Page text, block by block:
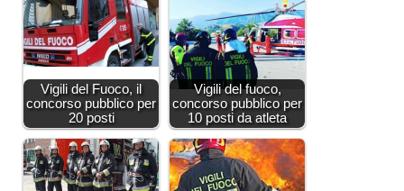
Vigili del Fuoco, il
concorso pubblico per
20 posti
Vigili del fuoco,
concorso pubblico per
10 posti da atleta